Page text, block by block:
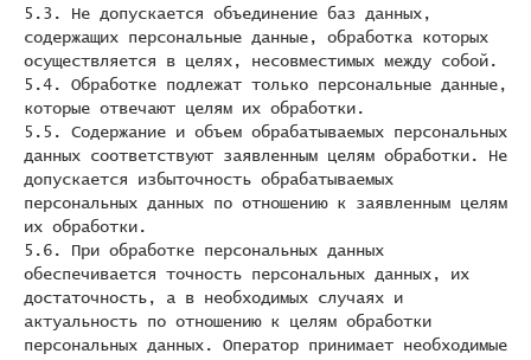
5.3. Не допускается объединение баз данных,
содержащих персональные данные, обработка которых
осуществляется в целях, несовместимых между собой.
5.4. Обработке подлежат только персональные данные,
которые отвечают целям их обработки.
5.5. Содержание и объем обрабатываемых персональных
данных соответствуют заявленным целям обработки. Не
допускается избыточность обрабатываемых
персональных данных по отношению к заявленным целям
их обработки.
5.6. При обработке персональных данных
обеспечивается точность персональных данных, их
достаточность, а в необходимых случаях и
актуальность по отношению к целям обработки
персональных данных. Оператор принимает необходимые